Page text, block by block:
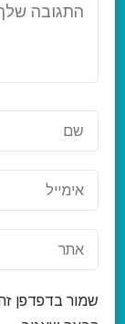
שמור בדפדפן